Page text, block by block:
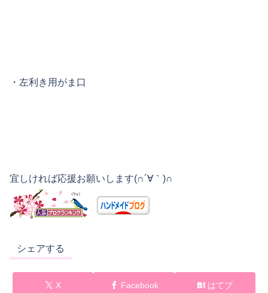
・左利き用がま口
宜しければ応援お願いします(∩´∀｀)∩
シェアする
X Facebook はてブ